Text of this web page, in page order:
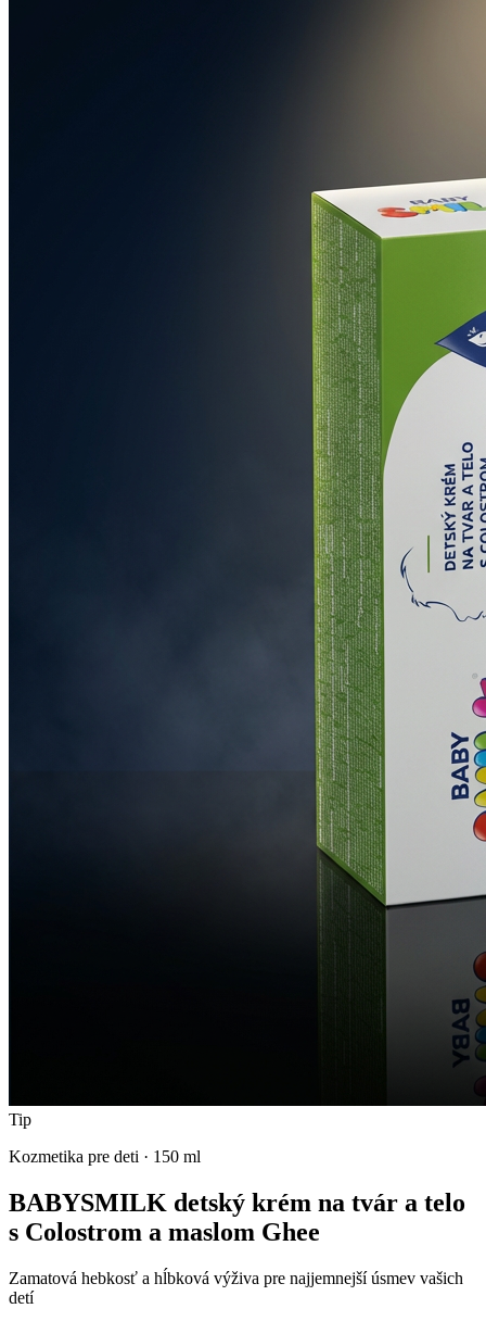
Tip
Kozmetika pre deti · 150 ml
BABYSMILK detský krém na tvár a telo
s Colostrom a maslom Ghee
Zamatová hebkosť a hĺbková výživa pre najjemnejší úsmev vašich
detí